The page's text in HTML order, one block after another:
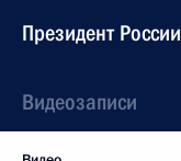
Президент России
Видеозаписи